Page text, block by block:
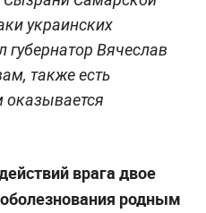
украинских
Вячеслав
также есть
врага двое
родным